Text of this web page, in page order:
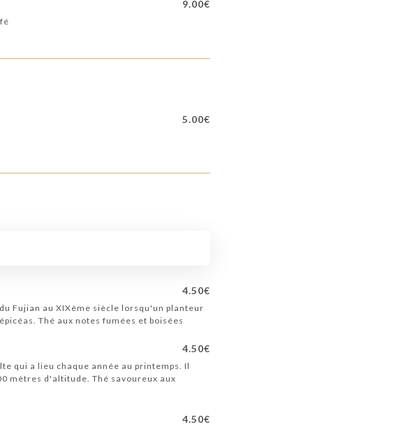
9.00€
5.00€
4.50€
Fujian au XIXème siècle lorsqu'un planteur
Thé aux notes fumées et boisées
4.50€
qui a lieu chaque année au printemps. Il
mètres d'altitude. Thé savoureux aux
4.50€